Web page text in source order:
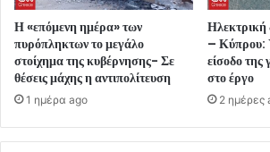
Η «επόμενη ημέρα» των
πυρόπληκτων το μεγάλο
στοίχημα της κυβέρνησης- Σε
θέσεις μάχης η αντιπολίτευση
1 ημέρα ago
Ηλεκτρική
– Κύπρου:
είσοδο
στο έργο
2 ημέρες